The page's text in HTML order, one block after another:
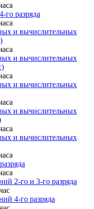
го разряда
и вычислительных
и вычислительных
и вычислительных
и вычислительных
и вычислительных
2-го и 3-го разряда
4-го разряда